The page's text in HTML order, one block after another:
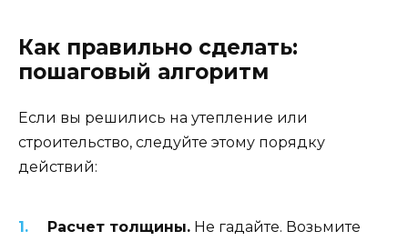
Как правильно сделать:
пошаговый алгоритм
Если вы решились на утепление или
строительство, следуйте этому порядку
действий:
Расчет толщины. Не гадайте. Возьмите